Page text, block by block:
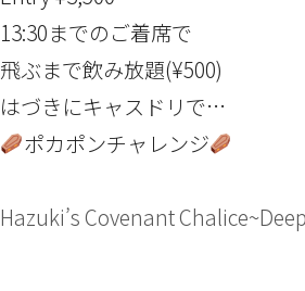
13:30までのご着席で
飛ぶまで飲み放題(¥500)
はづきにキャスドリで…
ポカポンチャレンジ
Hazuki’s Covenant